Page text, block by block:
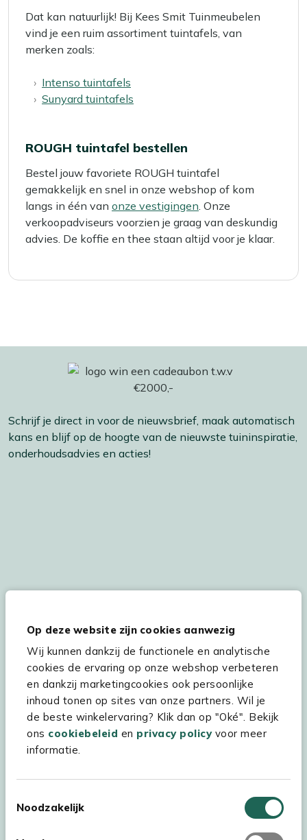
Op deze website zijn cookies aanwezig
Wij kunnen dankzij de functionele en analytische
cookies de ervaring op onze webshop verbeteren
en dankzij marketingcookies ook persoonlijke
inhoud tonen op sites van onze partners. Wil je
de beste winkelervaring? Klik dan op "Oké". Bekijk
ons cookiebeleid en privacy policyvoor meer
informatie.
Noodzakelijk
Dat kan natuurlijk! Bij Kees Smit Tuinmeubelen
vind je een ruim assortiment tuintafels, van
merken zoals:
Intenso tuintafels
Sunyard tuintafels
ROUGH tuintafel bestellen
Bestel jouw favoriete ROUGH tuintafel
gemakkelijk en snel in onze webshop of kom
langs in één van onze vestigingen . Onze
verkoopadviseurs voorzien je graag van deskundig
advies. De koffie en thee staan altijd voor je klaar.
Schrijf je direct in voor de nieuwsbrief, maak automatisch
kans en blijf op de hoogte van de nieuwste tuininspiratie,
onderhoudsadvies en acties!
Hulp & service
Assortiment
Kees Smit Tuinmeubelen